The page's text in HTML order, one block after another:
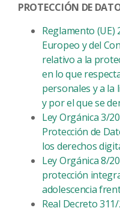
PROTECCIÓN DE
Reglamento (UE)
Europeo y del
relativo a la
en lo que
personales y a la
y por el que se
Ley Orgánica 3/
Protección de
los derechos
Ley Orgánica 8/
protección
adolescencia
Real Decreto